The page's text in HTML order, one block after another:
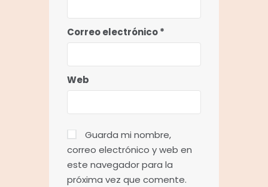
Correo electrónico*
Web
Guarda mi nombre,
correo electrónico y web en
este navegador para la
próxima vez que comente.